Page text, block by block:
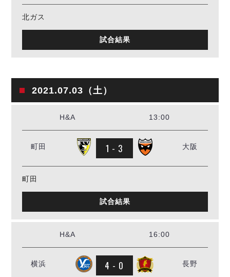
北ガス
試合結果
2021.07.03（土）
H&A 13:00
町田 1 - 3 大阪
町田
試合結果
H&A 16:00
横浜 4 - 0 長野